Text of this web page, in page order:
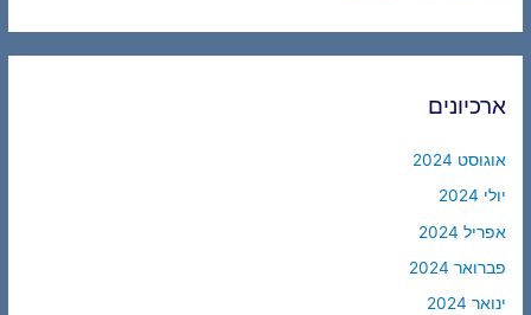
ארכיונים
אוגוסט 2024
יולי 2024
אפריל 2024
פברואר 2024
ינואר 2024